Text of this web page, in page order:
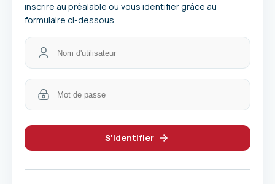
inscrire au préalable ou vous identifier grâce au
formulaire ci-dessous.
S'identifier